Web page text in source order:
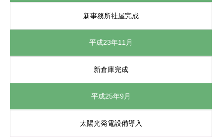
新事務所社屋完成
平成23年11月
新倉庫完成
平成25年9月
太陽光発電設備導入